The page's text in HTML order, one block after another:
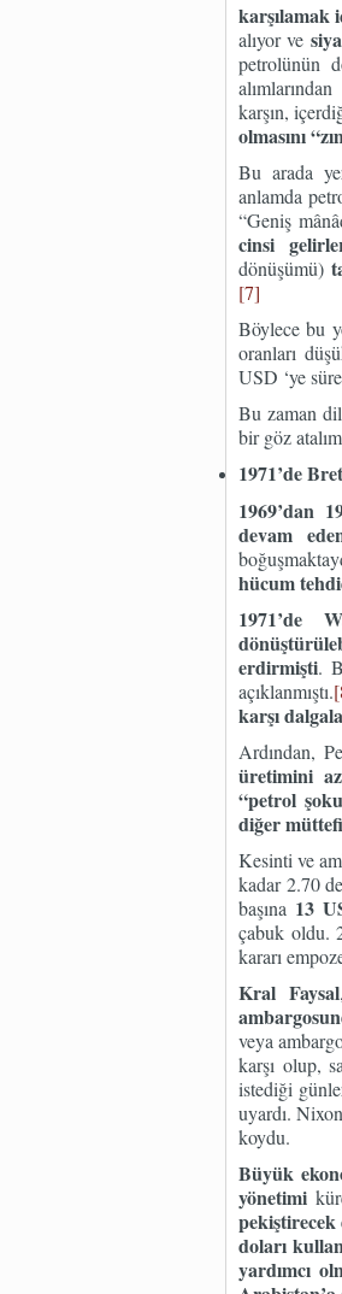
karşılamak
alıyor ve
petrolünün
karşın,
olmasını
Bu arada
anlamda
“Geniş
cinsi
dönüşümü)
[7]
Böylece bu
oranları
USD ‘ye
Bu zaman
bir göz
1971’de
1969’dan
devam
hücum
1971’de
erdirmişti.
açıklanmıştı.
karşı
Ardından,
üretimini
“petrol şoku
diğer
Kesinti ve
kadar 2.70
başına 13
çabuk oldu.
kararı
Kral Faysal
veya
karşı olup,
istediği
uyardı.
koydu.
Büyük
yönetimi
doları
yardımcı